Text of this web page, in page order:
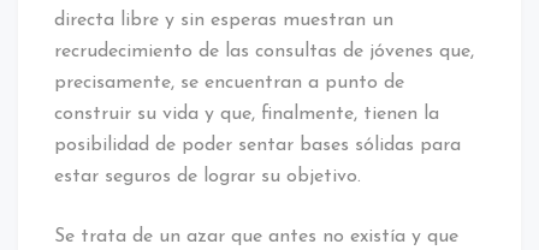
directa libre y sin esperas muestran un
recrudecimiento de las consultas de jóvenes que,
precisamente, se encuentran a punto de
construir su vida y que, finalmente, tienen la
posibilidad de poder sentar bases sólidas para
estar seguros de lograr su objetivo.
Se trata de un azar que antes no existía y que